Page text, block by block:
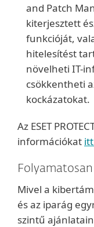
and Patch
kiterjesztett
funkcióját,
hitelesítést
növelheti IT-
csökkentheti
kockázatokat.
Az ESET
információkat
Mivel a
és az iparág
szintű